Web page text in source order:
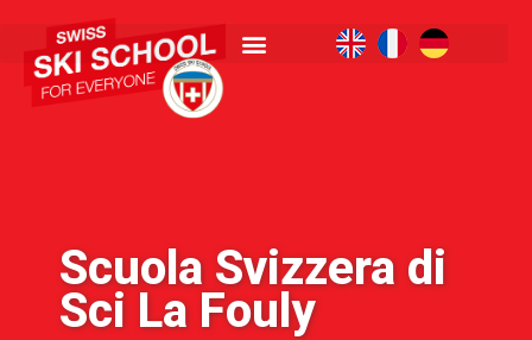
Scuola Svizzera di
Sci La Fouly